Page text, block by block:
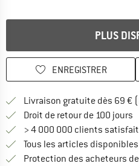
PLUS
ENREGISTRER
Livraison gratuite dès 69 €
Droit de retour de 100 jours
> 4 000 000 clients
Tous les articles disponibles
Protection des acheteurs